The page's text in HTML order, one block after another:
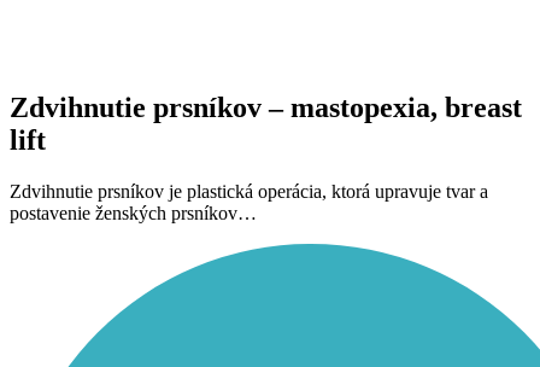
Zdvihnutie prsníkov – mastopexia, breast
lift
Zdvihnutie prsníkov je plastická operácia, ktorá upravuje tvar a
postavenie ženských prsníkov…